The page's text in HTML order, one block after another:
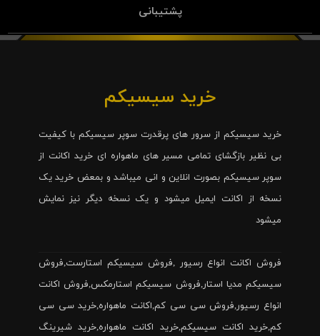
پشتیبانی
خرید سیسیکم
خرید سیسیکم از سرور های پرقدرت سوپر سیسیکم با کیفیت
بی نظیر بازگشای تمامی مسیر های ماهواره ای خرید اکانت از
سوپر سیسیکم بصورت انلاین و انی میباشد و بمعض خرید یک
نسخه از اکانت ایمیل میشود و یک نسخه دیگر نیز نمایش
میشود
فروش اکانت انواع رسیور ,فروش سیسیکم استارست,فروش
سیسیکم مدیا استار,فروش سیسیکم استارمکس,فروش اکانت
انواع رسیور,فروش سی سی کم,اکانت ماهواره,خرید سی سی
کم,خرید اکانت سیسیکم,خرید اکانت ماهواره,خرید شیرینگ